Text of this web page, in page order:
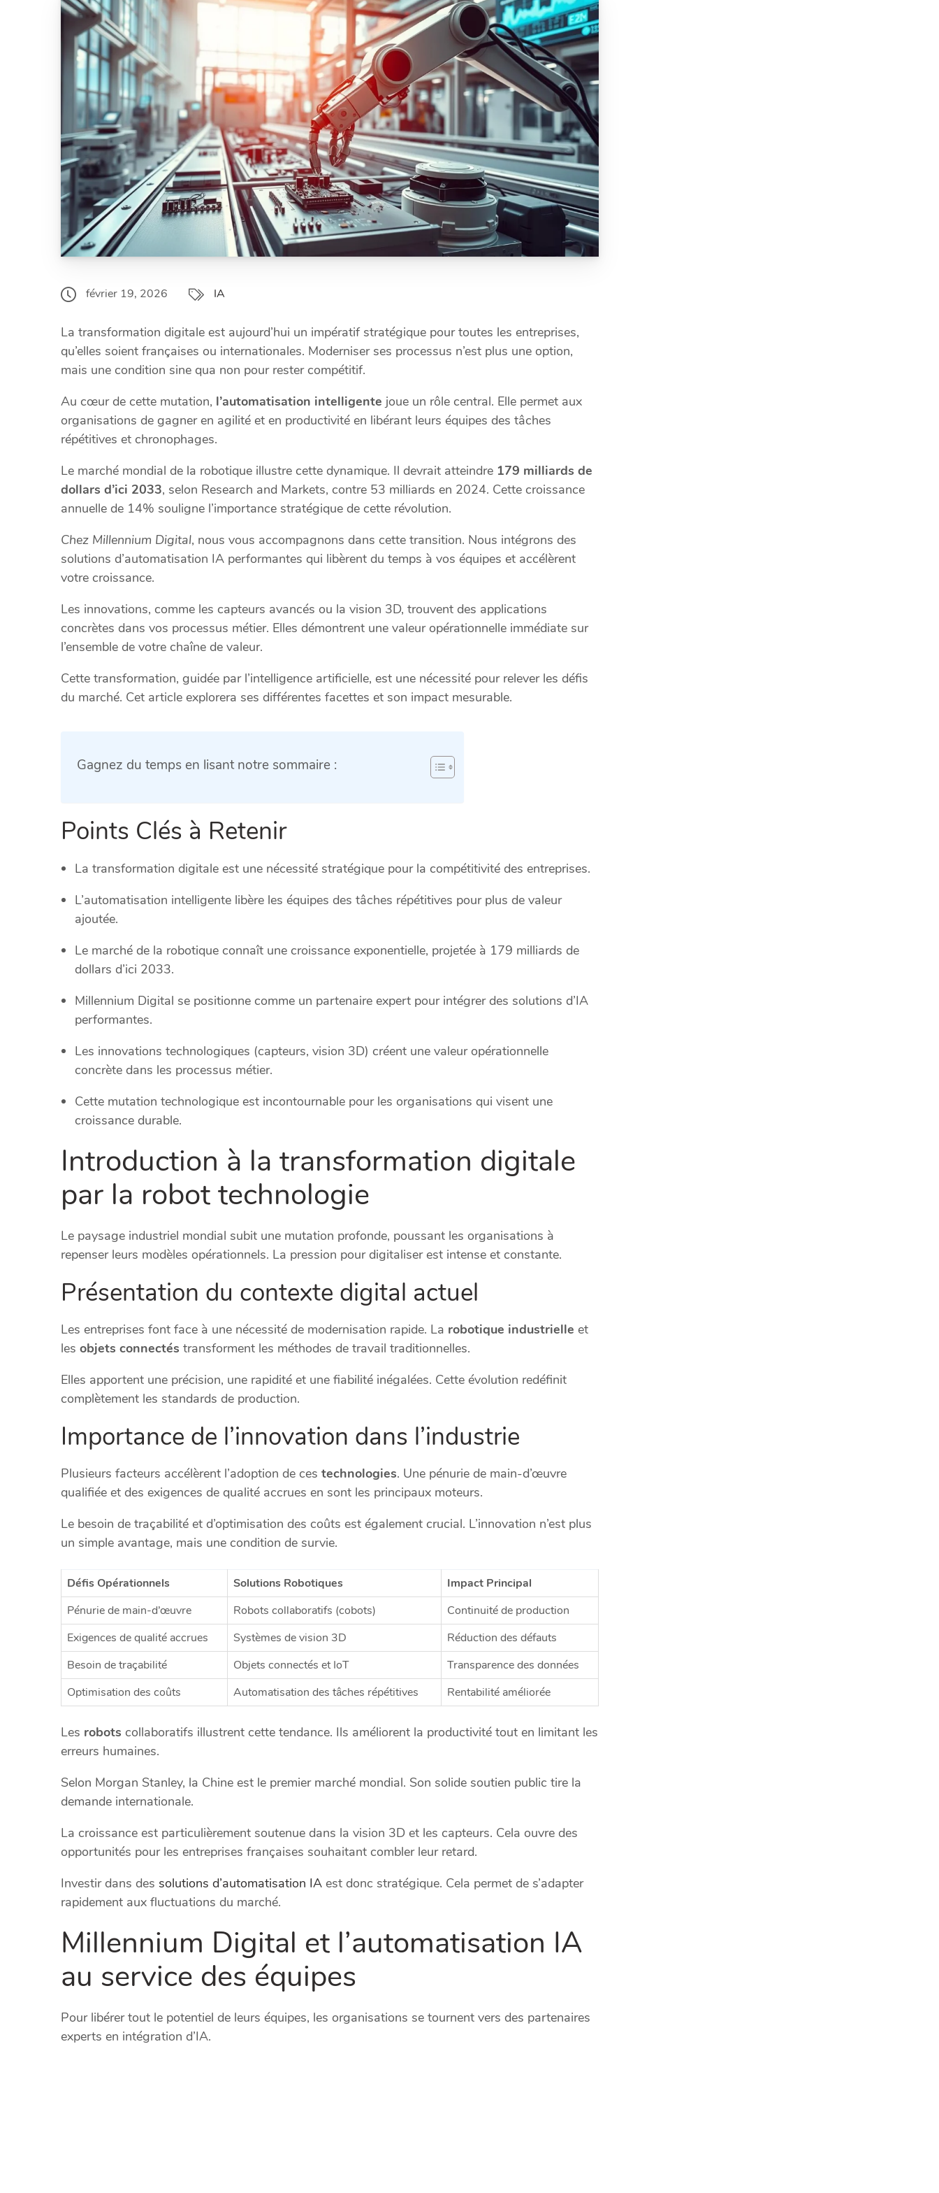
février 19, 2026 IA
La transformation digitale est aujourd’hui un impératif stratégique pour toutes les entreprises,
qu’elles soient françaises ou internationales. Moderniser ses processus n’est plus une option,
mais une condition sine qua non pour rester compétitif.
Au cœur de cette mutation, l’automatisation intelligente joue un rôle central. Elle permet aux
organisations de gagner en agilité et en productivité en libérant leurs équipes des tâches
répétitives et chronophages.
Le marché mondial de la robotique illustre cette dynamique. Il devrait atteindre 179 milliards de
dollars d’ici 2033, selon Research and Markets, contre 53 milliards en 2024. Cette croissance
annuelle de 14% souligne l’importance stratégique de cette révolution.
Chez Millennium Digital, nous vous accompagnons dans cette transition. Nous intégrons des
solutions d’automatisation IA performantes qui libèrent du temps à vos équipes et accélèrent
votre croissance.
Les innovations, comme les capteurs avancés ou la vision 3D, trouvent des applications
concrètes dans vos processus métier. Elles démontrent une valeur opérationnelle immédiate sur
l’ensemble de votre chaîne de valeur.
Cette transformation, guidée par l’intelligence artificielle, est une nécessité pour relever les défis
du marché. Cet article explorera ses différentes facettes et son impact mesurable.
Gagnez du temps en lisant notre sommaire :
Points Clés à Retenir
La transformation digitale est une nécessité stratégique pour la compétitivité des entreprises.
L’automatisation intelligente libère les équipes des tâches répétitives pour plus de valeur
ajoutée.
Le marché de la robotique connaît une croissance exponentielle, projetée à 179 milliards de
dollars d’ici 2033.
Millennium Digital se positionne comme un partenaire expert pour intégrer des solutions d’IA
performantes.
Les innovations technologiques (capteurs, vision 3D) créent une valeur opérationnelle
concrète dans les processus métier.
Cette mutation technologique est incontournable pour les organisations qui visent une
croissance durable.
Introduction à la transformation digitale
par la robot technologie
Le paysage industriel mondial subit une mutation profonde, poussant les organisations à
repenser leurs modèles opérationnels. La pression pour digitaliser est intense et constante.
Présentation du contexte digital actuel
Les entreprises font face à une nécessité de modernisation rapide. La robotique industrielle et
les objets connectés transforment les méthodes de travail traditionnelles.
Elles apportent une précision, une rapidité et une fiabilité inégalées. Cette évolution redéfinit
complètement les standards de production.
Importance de l’innovation dans l’industrie
Plusieurs facteurs accélèrent l’adoption de ces technologies. Une pénurie de main-d’œuvre
qualifiée et des exigences de qualité accrues en sont les principaux moteurs.
Le besoin de traçabilité et d’optimisation des coûts est également crucial. L’innovation n’est plus
un simple avantage, mais une condition de survie.
Défis Opérationnels Solutions Robotiques
Impact Principal
Pénurie de main-d’œuvre
Robots collaboratifs (cobots)
Continuité de production
Exigences de qualité accrues
Systèmes de vision 3D
Réduction des défauts
Besoin de traçabilité
Objets connectés et IoT
Transparence des données
Optimisation des coûts
Automatisation des tâches répétitives Rentabilité améliorée
Les robots collaboratifs illustrent cette tendance. Ils améliorent la productivité tout en limitant les
erreurs humaines.
Selon Morgan Stanley, la Chine est le premier marché mondial. Son solide soutien public tire la
demande internationale.
La croissance est particulièrement soutenue dans la vision 3D et les capteurs. Cela ouvre des
opportunités pour les entreprises françaises souhaitant combler leur retard.
Investir dans des solutions d’automatisation IA est donc stratégique. Cela permet de s’adapter
rapidement aux fluctuations du marché.
Millennium Digital et l’automatisation IA
au service des équipes
Pour libérer tout le potentiel de leurs équipes, les organisations se tournent vers des partenaires
experts en intégration d’IA.